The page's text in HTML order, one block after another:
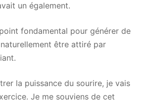
un également.
fondamental pour générer de
naturellement être attiré par
la puissance du sourire, je vais
Je me souviens de cet